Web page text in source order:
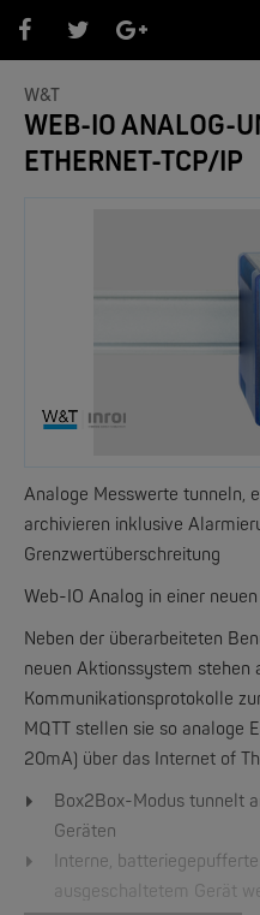
W&T
WEB-IO ANALOG-
ETHERNET-TCP/IP
Analoge Messwerte tunneln,
archivieren inklusive
Grenzwertüberschreitung
Web-IO Analog in einer
Neben der überarbeiteten
neuen Aktionssystem stehen
Kommunikationsprotokolle
MQTT stellen sie so analoge
20mA) über das Internet of
Box2Box-Modus tunnelt
Geräten
Interne,
ausgeschaltetem Gerät
W&T
Web-IO 4.0 Digital Logger